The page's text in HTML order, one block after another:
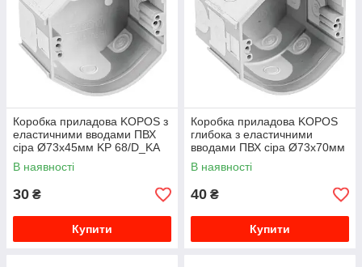
Коробка приладова KOPOS з
еластичними вводами ПВХ
сіра Ø73х45мм KP 68/D_KA
В наявності
30 ₴
Купити
Коробка приладова KOPOS
глибока з еластичними
вводами ПВХ сіра Ø73х70мм
KPR 68/D_KA
В наявності
40 ₴
Купити